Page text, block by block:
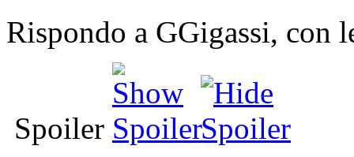
Rispondo a GGigassi, con
Spoiler